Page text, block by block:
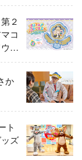
２
コ
か
ト
ズ